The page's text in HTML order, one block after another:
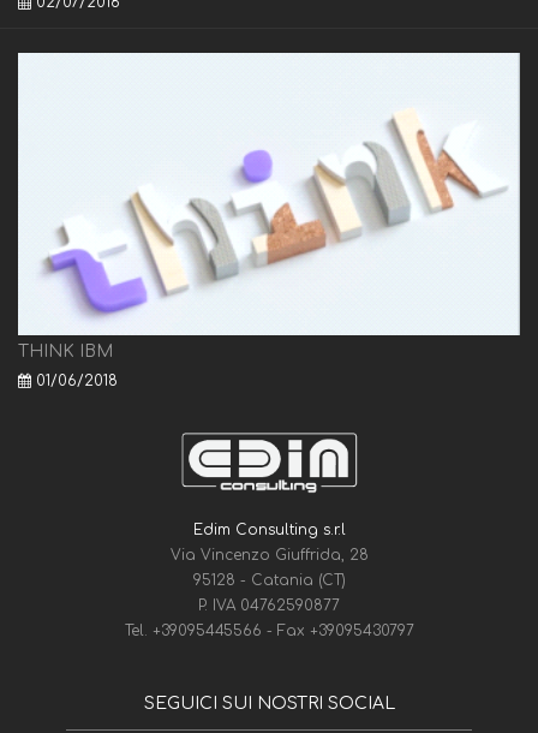
THINK IBM
01/06/2018
Edim Consulting s.r.l
Via Vincenzo Giuffrida, 28
95128 - Catania (CT)
P. IVA 04762590877
Tel.
+39095445566 - Fax +39095430797
SEGUICI SUI NOSTRI SOCIAL